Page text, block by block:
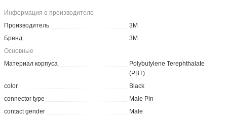
Информация о производителе
Производитель
3M
Бренд
3M
Основные
Материал корпуса
Polybutylene Terephthalate
(PBT)
color
Black
connector type
Male Pin
contact gender
Male